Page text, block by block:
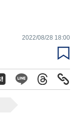
2022/08/28 18:00